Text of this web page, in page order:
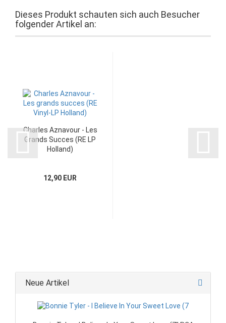
Dieses Produkt schauten sich auch Besucher
folgender Artikel an:
Charles Aznavour - Les
Grands Succes (RE LP
Holland)
12,90 EUR
Neue Artikel